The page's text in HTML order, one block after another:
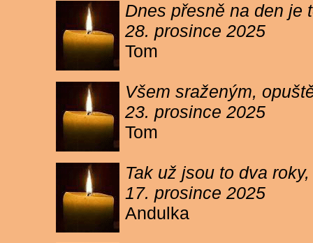
Dnes přesně na den je
28. prosince 2025
Tom
Všem sraženým,
23. prosince 2025
Tom
Tak už jsou to dva
17. prosince 2025
Andulka